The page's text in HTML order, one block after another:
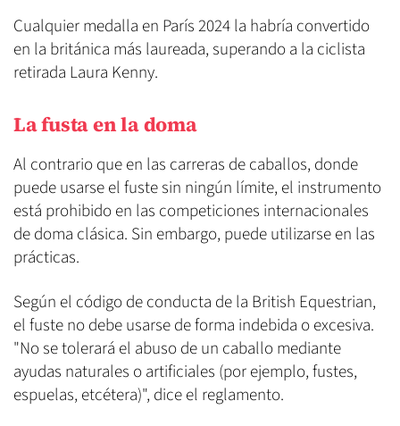
Cualquier medalla en París 2024 la habría convertido
en la británica más laureada, superando a la ciclista
retirada Laura Kenny.
La fusta en la doma
Al contrario que en las carreras de caballos, donde
puede usarse el fuste sin ningún límite, el instrumento
está prohibido en las competiciones internacionales
de doma clásica. Sin embargo, puede utilizarse en las
prácticas.
Según el código de conducta de la British Equestrian,
el fuste no debe usarse de forma indebida o excesiva.
"No se tolerará el abuso de un caballo mediante
ayudas naturales o artificiales (por ejemplo, fustes,
espuelas, etcétera)", dice el reglamento.